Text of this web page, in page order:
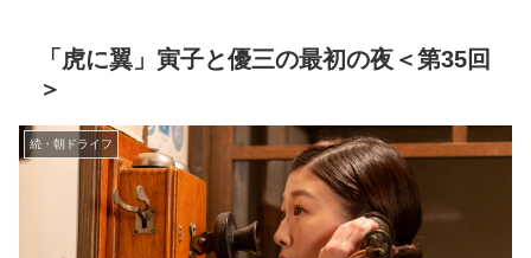
「虎に翼」寅子と優三の最初の夜＜第35回
＞
続・朝ドライフ